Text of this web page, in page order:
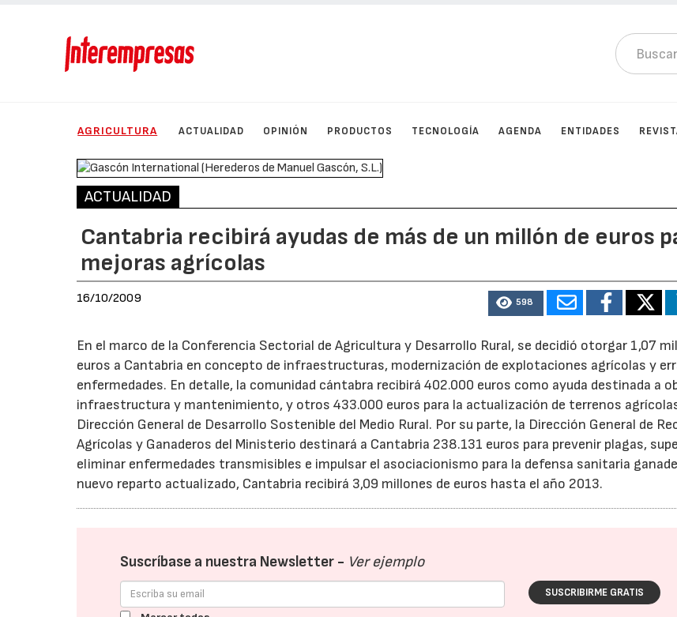
AGRICULTURA ACTUALIDAD OPINIÓN PRODUCTOS TECNOLOGÍA AGENDA ENTIDADES
ACTUALIDAD
Cantabria recibirá ayudas de más de un millón de euros
mejoras agrícolas
16/10/2009 598
En el marco de la Conferencia Sectorial de Agricultura y Desarrollo Rural, se decidió otorgar 1,07
euros a Cantabria en concepto de infraestructuras, modernización de explotaciones agrícolas y
enfermedades. En detalle, la comunidad cántabra recibirá 402.000 euros como ayuda destinada a
infraestructura y mantenimiento, y otros 433.000 euros para la actualización de terrenos
Dirección General de Desarrollo Sostenible del Medio Rural. Por su parte, la Dirección General de
Agrícolas y Ganaderos del Ministerio destinará a Cantabria 238.131 euros para prevenir plagas,
eliminar enfermedades transmisibles e impulsar el asociacionismo para la defensa sanitaria
nuevo reparto actualizado, Cantabria recibirá 3,09 millones de euros hasta el año 2013.
Suscríbase a nuestra Newsletter - Ver ejemplo
SUSCRIBIRME GRATIS